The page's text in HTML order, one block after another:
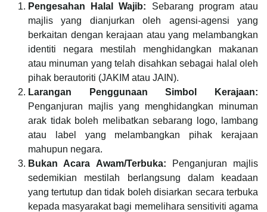
Pengesahan Halal Wajib: Sebarang program atau
majlis yang dianjurkan oleh agensi-agensi yang
berkaitan dengan kerajaan atau yang melambangkan
identiti negara mestilah menghidangkan makanan
atau minuman yang telah disahkan sebagai halal oleh
pihak berautoriti (JAKIM atau JAIN).
Larangan Penggunaan Simbol Kerajaan:
Penganjuran majlis yang menghidangkan minuman
arak tidak boleh melibatkan sebarang logo, lambang
atau label yang melambangkan pihak kerajaan
mahupun negara.
Bukan Acara Awam/Terbuka: Penganjuran majlis
sedemikian mestilah berlangsung dalam keadaan
yang tertutup dan tidak boleh disiarkan secara terbuka
kepada masyarakat bagi memelihara sensitiviti agama